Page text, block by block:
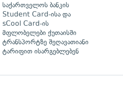
საქართველოს ბანკის
Student Card-ისა და
sCool Card-ის
მფლობელები ქუთაისში
ტრანსპორტზე შეღავათიანი
ტარიფით ისარგებლებენ